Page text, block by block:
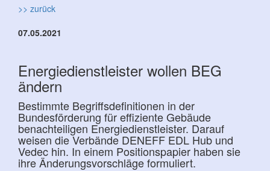
>> zurück
07.05.2021
Energiedienstleister wollen BEG
ändern
Bestimmte Begriffsdefinitionen in der
Bundesförderung für effiziente Gebäude
benachteiligen Energiedienstleister. Darauf
weisen die Verbände DENEFF EDL Hub und
Vedec hin. In einem Positionspapier haben sie
ihre Änderungsvorschläge formuliert.